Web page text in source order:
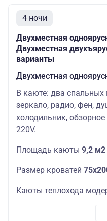
4 ночи
Двухместная
Двухместная
варианты
Двухместная
В каюте: два
зеркало, радио, фен,
холодильник,
220V.
Площадь каюты 9,2 м2
Размер кроватей
Каюты теплохода